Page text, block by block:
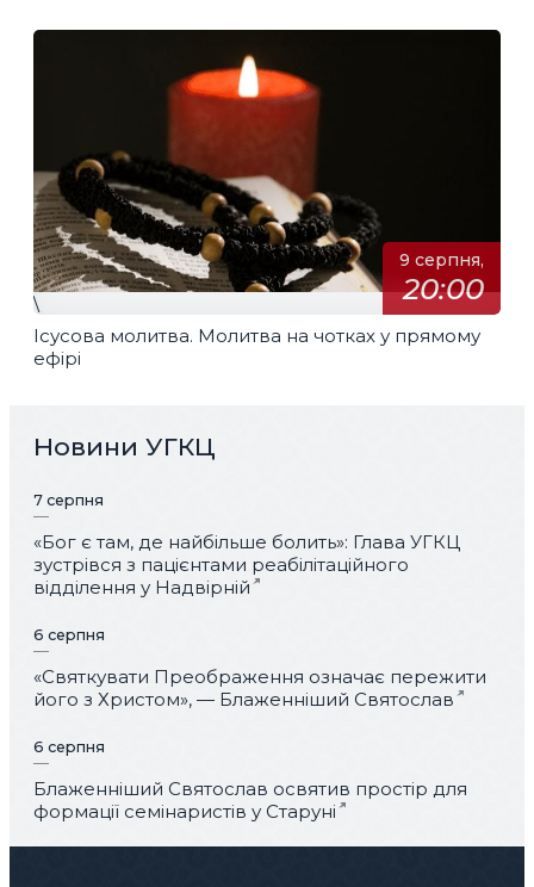
9 серпня,
20:00
\
Ісусова молитва. Молитва на чотках у прямому
ефірі
Новини УГКЦ
7 серпня
«Бог є там, де найбільше болить»: Глава УГКЦ
зустрівся з пацієнтами реабілітаційного
відділення у Надвірній
6 серпня
«Святкувати Преображення означає пережити
його з Христом», — Блаженніший Святослав
6 серпня
Блаженніший Святослав освятив простір для
формації семінаристів у Старуні